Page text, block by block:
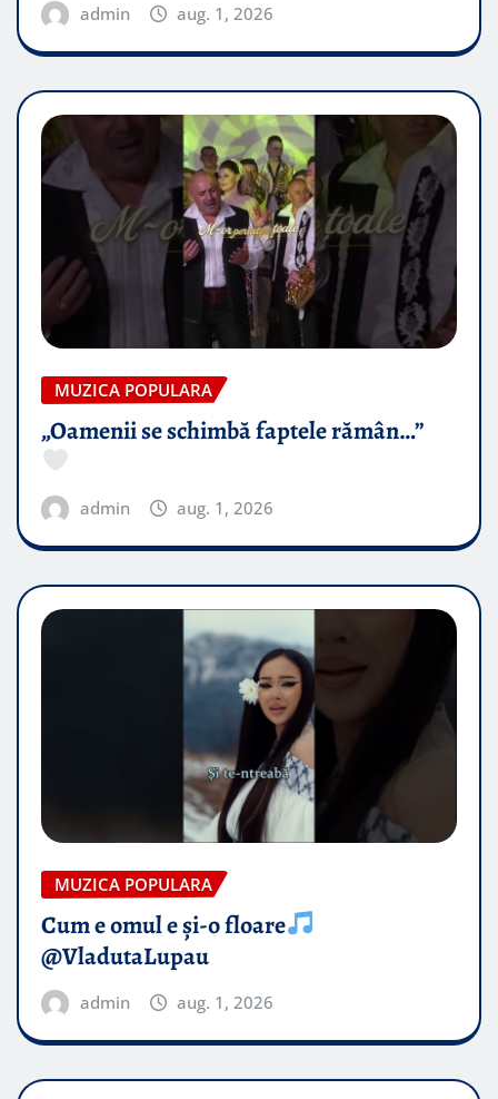
admin aug. 1, 2026
MUZICA POPULARA
„Oamenii se schimbă faptele rămân…”
admin aug. 1, 2026
MUZICA POPULARA
Cum e omul e și-o floare
@VladutaLupau
admin aug. 1, 2026